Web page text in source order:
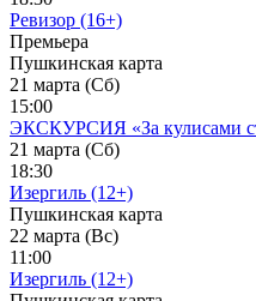
Ревизор (16+)
Премьера
Пушкинская карта
21 марта (Сб)
15:00
ЭКСКУРСИЯ «За кулисами
21 марта (Сб)
18:30
Изергиль (12+)
Пушкинская карта
22 марта (Вс)
11:00
Изергиль (12+)